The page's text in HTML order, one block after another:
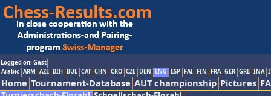
Logged on: Gast
Arabic ARM AZE BIH BUL CAT CHN CRO CZE DEN ENG ESP FAI FIN FRA GER GRE INA
Home Tournament-Database AUT championship Pictures